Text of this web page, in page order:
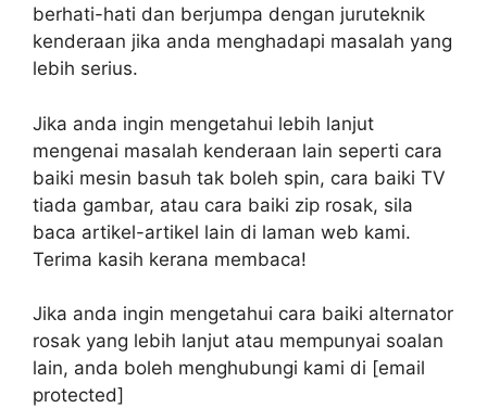
berhati-hati dan berjumpa dengan juruteknik
kenderaan jika anda menghadapi masalah yang
lebih serius.
Jika anda ingin mengetahui lebih lanjut
mengenai masalah kenderaan lain seperti cara
baiki mesin basuh tak boleh spin, cara baiki TV
tiada gambar, atau cara baiki zip rosak, sila
baca artikel-artikel lain di laman web kami.
Terima kasih kerana membaca!
Jika anda ingin mengetahui cara baiki alternator
rosak yang lebih lanjut atau mempunyai soalan
lain, anda boleh menghubungi kami di [email
protected]